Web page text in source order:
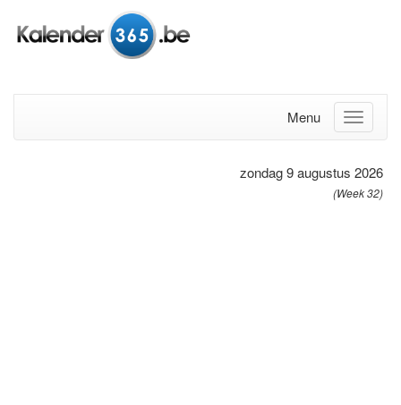
Menu
zondag 9 augustus 2026
(Week 32)